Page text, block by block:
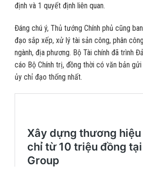
định và 1 quyết định liên quan.
Đáng chú ý, Thủ tướng Chính phủ cũng
đạo sắp xếp, xử lý tài sản công, phân
ngành, địa phương. Bộ Tài chính đã trình
cáo Bộ Chính trị, đồng thời có văn bản
ủy chỉ đạo thống nhất.